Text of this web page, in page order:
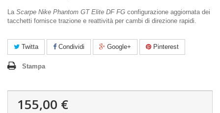
La Scarpe Nike Phantom GT Elite DF FG configurazione aggiornata dei
tacchetti fornisce trazione e reattività per cambi di direzione rapidi.
Twitta Condividi Google+ Pinterest
Stampa
155,00 €